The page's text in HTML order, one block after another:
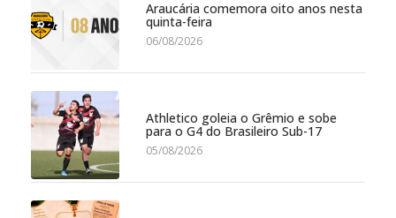
Araucária comemora oito anos nesta
quinta-feira
06/08/2026
Athletico goleia o Grêmio e sobe
para o G4 do Brasileiro Sub-17
05/08/2026